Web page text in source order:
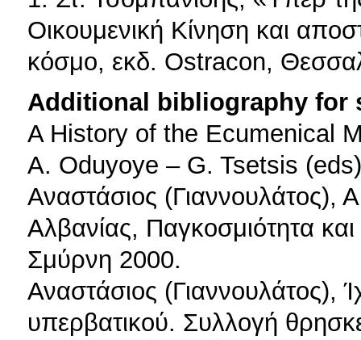
Οικουμενική Κίνηση και
κόσμο, εκδ. Ostracon,
Additional bibliography for
A History of the Ecumenical
A. Oduyoye – G. Tsetsis
Αναστάσιος (Γιαννουλάτος),
Αλβανίας, Παγκοσμιότητα
Σμύρνη 2000.
Αναστάσιος (Γιαννουλάτος),
υπερβατικού. Συλλογή